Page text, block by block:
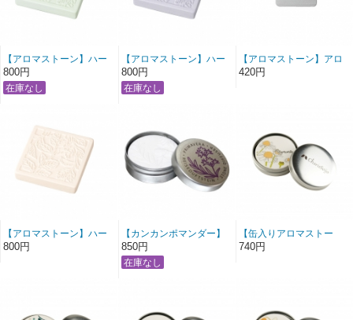
【アロマストーン】ハー
バル グリーン
800円
【アロマストーン】ハー
バル パープル
800円
【アロマストーン】アロ
マストーン用トレイ
420円
【アロマストーン】ハー
バル ホワイト
800円
【カンカンポマンダー】
ラベンダー
850円
【缶入りアロマストー
ン】カモミール
740円